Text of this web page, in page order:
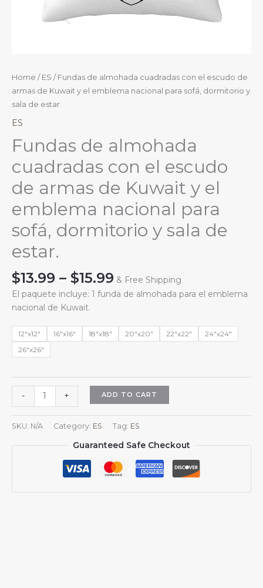
Home / ES / Fundas de almohada cuadradas con el escudo de
armas de Kuwait y el emblema nacional para sofá, dormitorio y
sala de estar.
ES
Fundas de almohada
cuadradas con el escudo
de armas de Kuwait y el
emblema nacional para
sofá, dormitorio y sala de
estar.
$13.99 – $15.99 Price
range:
$15.99
& Free Shipping
El paquete incluye: 1 funda de almohada para el emblema
nacional de Kuwait.
12"x12" 16"x16" 18"x18" 20"x20" 22"x22"
24"x24"
26"x26"
-
de
almohada
cuadradas
con
+ ADD TO CART
SKU: N/A Category: ES Tag: ES
Guaranteed Safe Checkout